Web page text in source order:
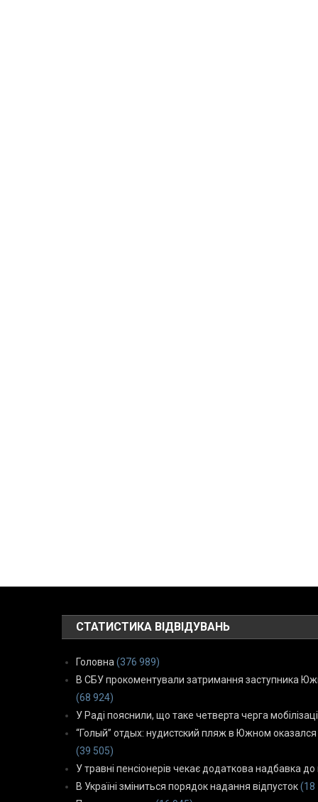
СТАТИСТИКА ВІДВІДУВАНЬ
Головна (376 989)
В СБУ прокоментували затримання заступника
(68 924)
У Раді пояснили, що таке четверта черга
“Голый” отдых: нудистский пляж в Южном
(39 505)
У травні пенсіонерів чекає додаткова надбавка до
В Україні зміниться порядок надання відпусток (18